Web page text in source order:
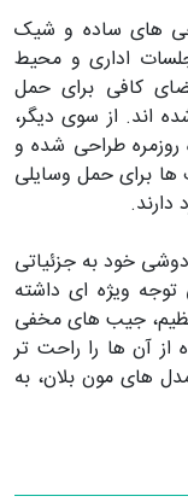
های ساده و شیک
اداری و محیط
کافی برای حمل
اند. از سوی دیگر،
روزمره طراحی شده و
برای حمل وسایلی
دارند.
خود به جزئیاتی
ویژه ای داشته
جیب های مخفی
از آن ها را راحت تر
های مون بلان، به